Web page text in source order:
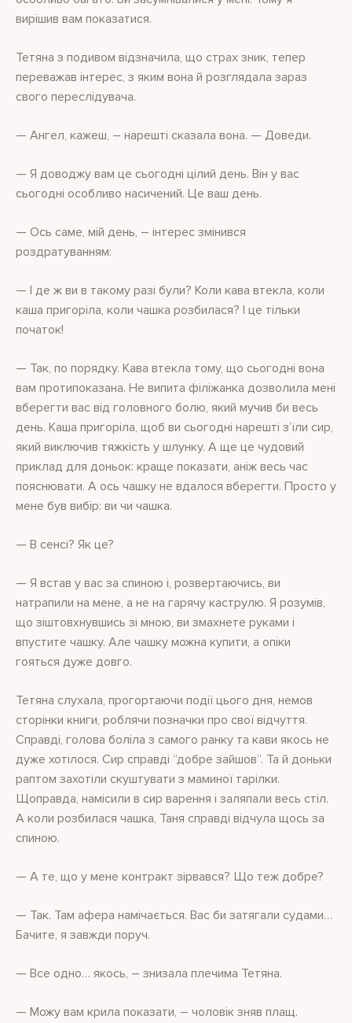
вирішив вам показатися.
Тетяна з подивом відзначила, що страх зник, тепер
переважав інтерес, з яким вона й розглядала зараз
свого переслідувача.
— Ангел, кажеш, – нарешті сказала вона. — Доведи.
— Я доводжу вам це сьогодні цілий день. Він у вас
сьогодні особливо насичений. Це ваш день.
— Ось саме, мій день, – інтерес змінився
роздратуванням:
— І де ж ви в такому разі були? Коли кава втекла, коли
каша пригоріла, коли чашка розбилася? І це тільки
початок!
— Так, по порядку. Кава втекла тому, що сьогодні вона
вам протипоказана. Не випита філіжанка дозволила мені
вберегти вас від головного болю, який мучив би весь
день. Каша пригоріла, щоб ви сьогодні нарешті з’їли сир,
який виключив тяжкість у шлунку. А ще це чудовий
приклад для доньок: краще показати, аніж весь час
пояснювати. А ось чашку не вдалося вберегти. Просто у
мене був вибір: ви чи чашка.
— В сенсі? Як це?
— Я встав у вас за спиною і, розвертаючись, ви
натрапили на мене, а не на гарячу каструлю. Я розумів,
що зіштовхнувшись зі мною, ви змахнете руками і
впустите чашку. Але чашку можна купити, а опіки
гояться дуже довго.
Тетяна слухала, прогортаючи події цього дня, немов
сторінки книги, роблячи позначки про свої відчуття.
Справді, голова боліла з самого ранку та кави якось не
дуже хотілося. Сир справді “добре зайшов”. Та й доньки
раптом захотіли скуштувати з маминої тарілки.
Щоправда, намісили в сир варення і заляпали весь стіл.
А коли розбилася чашка, Таня справді відчула щось за
спиною.
— А те, що у мене контракт зірвався? Що теж добре?
— Так. Там афера намічається. Вас би затягали судами…
Бачите, я завжди поруч.
— Все одно… якось, – знизала плечима Тетяна.
— Можу вам крила показати, – чоловік зняв плащ.